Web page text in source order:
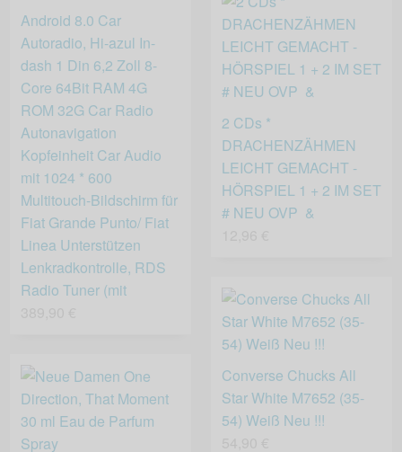
Android 8.0 Car
Autoradio, Hi-azul In-
dash 1 Din 6,2 Zoll 8-
Core 64Bit RAM 4G
ROM 32G Car Radio
Autonavigation
Kopfeinheit Car Audio
mit 1024 * 600
Multitouch-Bildschirm für
Fiat Grande Punto/ Fiat
Linea Unterstützen
Lenkradkontrolle, RDS
Radio Tuner (mit
2 CDs *
DRACHENZÄHMEN
LEICHT GEMACHT -
HÖRSPIEL 1 + 2 IM SET
# NEU OVP &
Converse Chucks All
Star White M7652 (35-
54) Weiß Neu !!!